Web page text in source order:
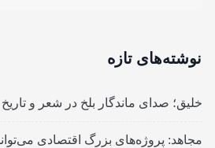
نوشته‌های تازه
خلیق؛ صدای ماندگار بلخ در شعر و تاریخ
مجاهد: پروژه‌های بزرگ اقتصادی